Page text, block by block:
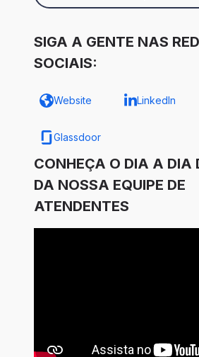
SIGA A GENTE NAS
SOCIAIS:
Website LinkedIn
Glassdoor
CONHEÇA O DIA A DIA
DA NOSSA EQUIPE DE
ATENDENTES